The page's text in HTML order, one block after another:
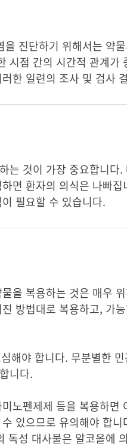
진단하기 위해서는 약
시점 간의 시간적 관계
한 일련의 조사 및 검사
는 것이 가장 중요합니
면 환자의 의식은 나빠
필요할 수 있습니다.
을 복용하는 것은 매우
방법대로 복용하고, 가
해야 합니다. 무분별한
니다.
노펜제제 등을 복용하
있으므로 유의해야 합
성 대사물은 알코올에